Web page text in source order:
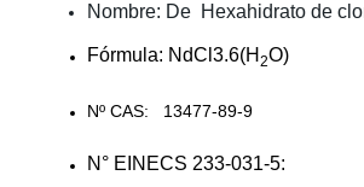
Nombre: De Hexahidrato de
Fórmula: NdCl3.6(H 2O)
Nº CAS: 13477-89-9
N° EINECS 233-031-5: